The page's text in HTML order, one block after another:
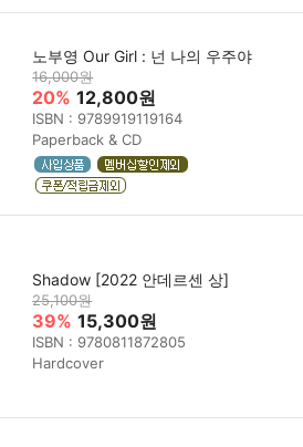
노부영 Our Girl : 넌 나의 우주야
16,000원
20% 12,800원
ISBN : 9789919119164
Paperback & CD
Shadow [2022 안데르센 상]
25,100원
39% 15,300원
ISBN : 9780811872805
Hardcover